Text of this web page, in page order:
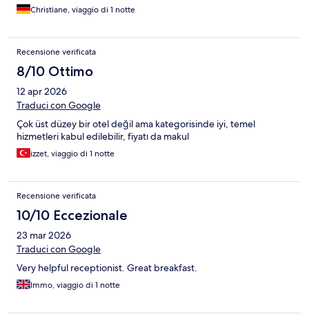
Christiane, viaggio di 1 notte
Recensione verificata
8/10 Ottimo
12 apr 2026
Traduci con Google
Çok üst düzey bir otel değil ama kategorisinde iyi, temel
hizmetleri kabul edilebilir, fiyatı da makul
izzet, viaggio di 1 notte
Recensione verificata
10/10 Eccezionale
23 mar 2026
Traduci con Google
Very helpful receptionist. Great breakfast.
Immo, viaggio di 1 notte